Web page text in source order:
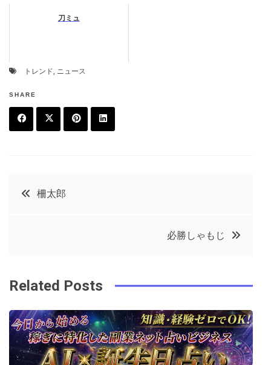
刀ミュ
トレンド, ニュース
SHARE
k
t
t
投
ビ
ゲ
ー
柵太郎
必勝しゃもじ
Related Posts